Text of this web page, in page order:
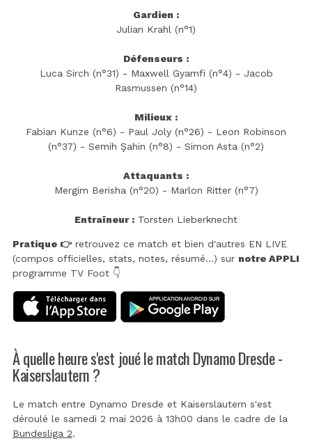
Gardien :
Julian Krahl (n°1)
Défenseurs :
Luca Sirch (n°31) - Maxwell Gyamfi (n°4) - Jacob
Rasmussen (n°14)
Milieux :
Fabian Kunze (n°6) - Paul Joly (n°26) - Leon Robinson
(n°37) - Semih Şahin (n°8) - Simon Asta (n°2)
Attaquants :
Mergim Berisha (n°20) - Marlon Ritter (n°7)
Entraîneur : Torsten Lieberknecht
Pratique 👉retrouvez ce match et bien d'autres EN LIVE
(compos officielles, stats, notes, résumé...) sur notre APPLI
programme TV Foot 👇
À quelle heure s'est joué le match Dynamo Dresde -
Kaiserslautern ?
Le match entre Dynamo Dresde et Kaiserslautern s'est
déroulé le samedi 2 mai 2026 à 13h00 dans le cadre de la
Bundesliga 2.